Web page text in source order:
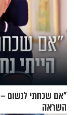
"אם שכחתי לנשום –
השראה